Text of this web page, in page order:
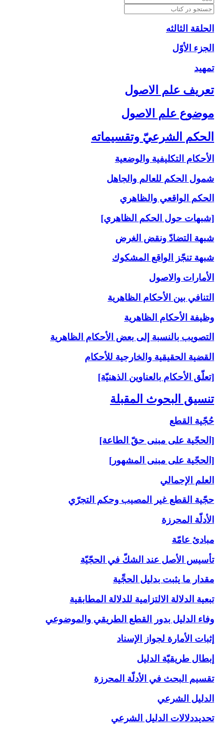
الحلقة الثالثه
الجزء الأوّل‏
تمهيد
تعريف علم الاصول‏
موضوع علم الاصول‏
الحكم الشرعيّ وتقسيماته‏
الأحكام التكليفية والوضعية
شمول الحكم للعالم والجاهل
الحكم الواقعي والظاهري
[شبهات حول الحكم الظاهري]
شبهة التضادّ ونقض الغرض
شبهة تنجّز الواقع المشكوك
الأمارات والاصول
التنافي بين الأحكام الظاهرية
وظيفة الأحكام الظاهرية
التصويب بالنسبة إلى‏ بعض الأحكام الظاهرية
القضية الحقيقية والخارجية للأحكام
[تعلّق الأحكام بالعناوين الذهنيّة]
تنسيق البحوث المقبلة
حُجّية القطع
[الحجّية على مبنى حقّ الطاعة]
[الحجّية على مبنى المشهور]
العلم الإجمالي
حجّية القطع غير المصيب وحكم التجرّي
الأدلّة المحرزة
مبادئ عامّة
تأسيس الأصل عند الشكّ في الحجّيّة
مقدار ما يثبت بدليل الحجِّية
تبعية الدلالة الالتزامية للدلالة المطابقية
وفاء الدليل بدور القطع الطريقي والموضوعي
إثبات الأمارة لجواز الإسناد
إبطال طريقيّة الدليل
تقسيم البحث في الأدلّة المحرزة
الدليل الشرعي‏
تحديددلالات الدليل الشرعي‏